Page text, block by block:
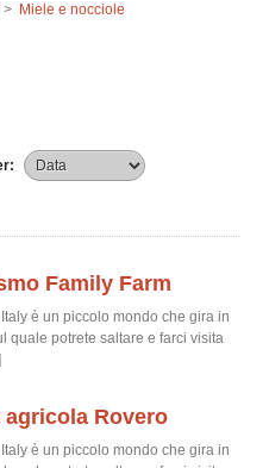
> Miele e nocciole
Family Farm
è un piccolo mondo che gira in
quale potrete saltare e farci visita
agricola Rovero
è un piccolo mondo che gira in